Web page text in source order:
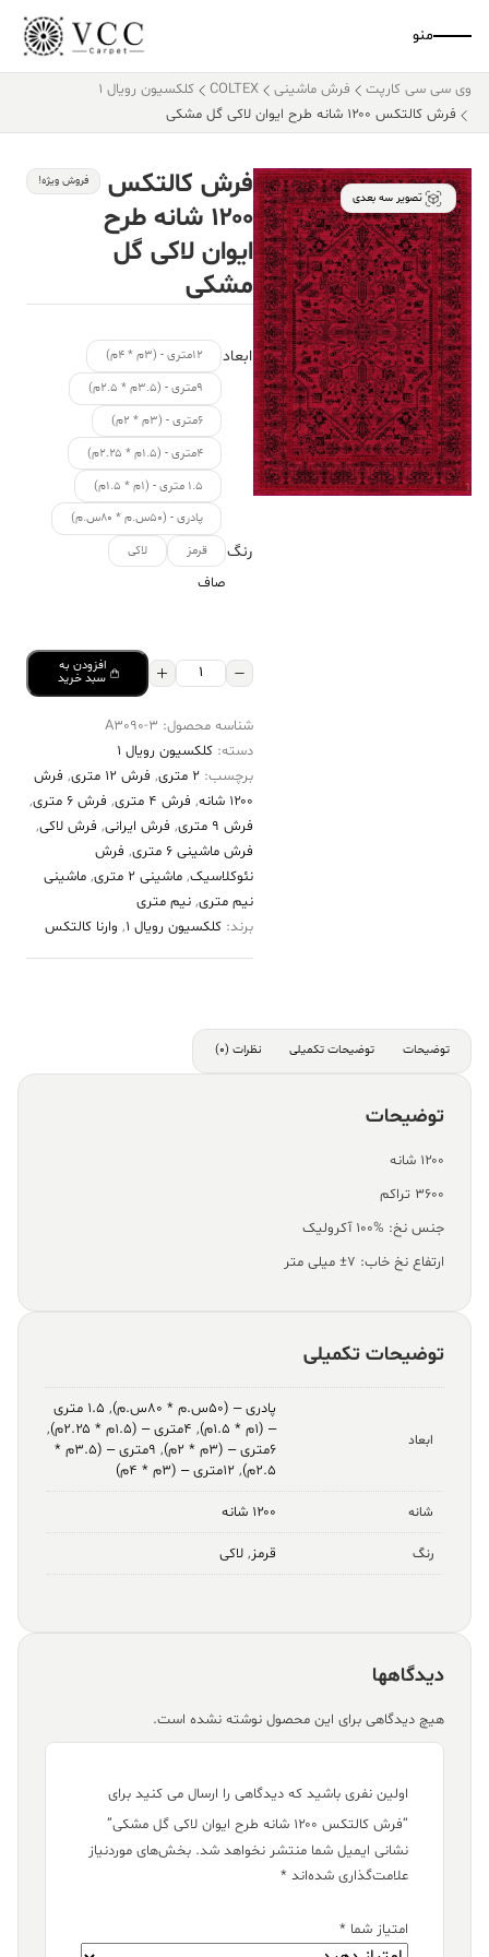
منو
وی سی سی کارپت فرش ماشینی COLTEX
کلکسیون رویال 1
فرش کالتکس ۱۲۰۰ شانه طرح ایوان لاکی گل مشکی
تصویر سه بعدی
فرش کالتکس
۱۲۰۰ شانه طرح
ایوان لاکی گل
مشکی
فروش ویژه!
ابعاد
۱۲متری - (۳م * ۴م)
۹متری - (۳.۵م * ۲.۵م)
۶متری - (۳م * ۲م)
۴متری - (۱.۵م * ۲.۲۵م)
۱.۵ متری - (۱م * ۱.۵م)
پادری - (۵۰س.م * ۸۰س.م)
رنگ قرمز لاکی
صاف
فرش
۱۲۰۰
طرح
ایوان
لاکی
گل
مشکی
افزودن به
سبد خرید
شناسه محصول: A3090-3
دسته: کلکسیون رویال 1
برچسب: 2 متری , فرش 12 متری , فرش
۱۲۰۰ شانه
, فرش 4 متری , فرش 6 متری
,
فرش 9 متری
, فرش ایرانی, فرش لاکی,
فرش ماشینی 6 متری
, فرش
نئوکلاسیک, ماشینی 2 متری , ماشینی
نیم متری, نیم متری
برند: کلکسیون رویال 1 , وارنا کالتکس
توضیحات توضیحات تکمیلی نظرات (0)
توضیحات
۱۲۰۰ شانه
۳۶۰۰ تراکم
جنس نخ: %100 آکرولیک
ارتفاع نخ خاب: ۷± میلی متر
توضیحات تکمیلی
ابعاد
پادری – (۵۰س.م * ۸۰س.م) ,
۱.۵ متری
– (۱م * ۱.۵م)
, ۴متری – (۱.۵م * ۲.۲۵م)
,
۶متری – (۳م * ۲م)
,
۹متری – (۳.۵م *
۲.۵م)
, ۱۲متری – (۳م * ۴م)
شانه ۱۲۰۰ شانه
رنگ قرمز, لاکی
دیدگاهها
هیچ دیدگاهی برای این محصول نوشته نشده است.
اولین نفری باشید که دیدگاهی را ارسال می کنید برای
“فرش کالتکس ۱۲۰۰ شانه طرح ایوان لاکی گل مشکی”
نشانی ایمیل شما منتشر نخواهد شد. بخش‌های موردنیاز
علامت‌گذاری شده‌اند *
امتیاز شما *